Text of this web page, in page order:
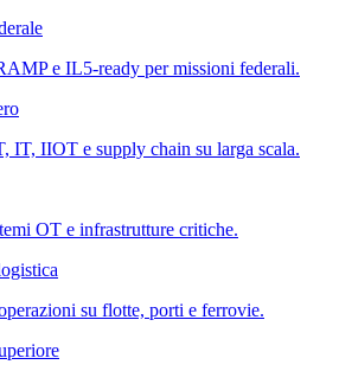
e IL5-ready per missioni federali.
IT, IIOT e supply chain su larga scala.
OT e infrastrutture critiche.
su flotte, porti e ferrovie.